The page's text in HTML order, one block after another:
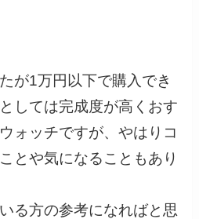
が1万円以下で購入でき
しては完成度が高くおす
ォッチですが、やはりコ
とや気になることもあり
る方の参考になればと思